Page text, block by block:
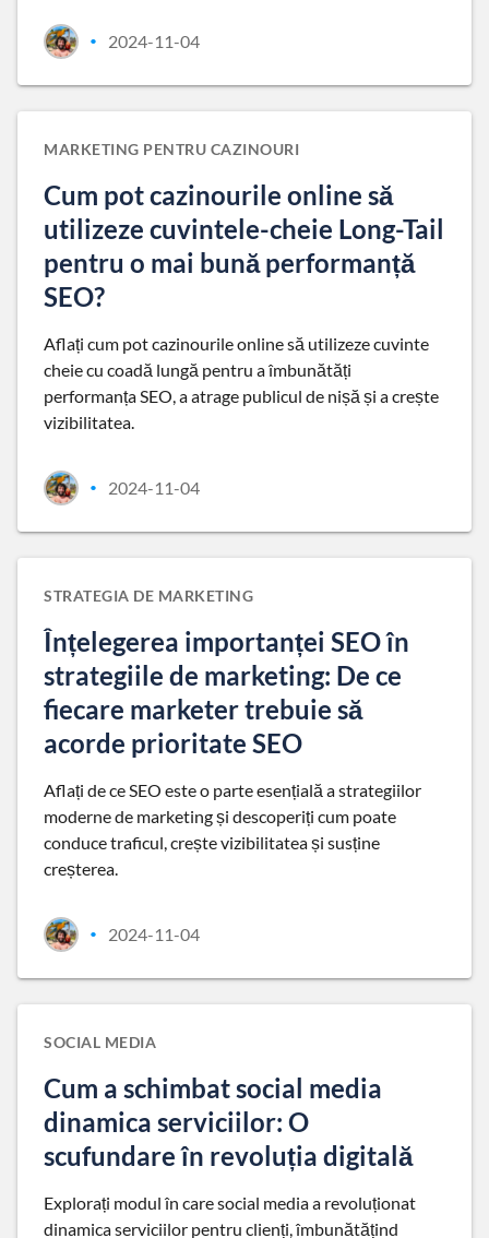
• 2024-11-04
MARKETING PENTRU CAZINOURI
Cum pot cazinourile online să
utilizeze cuvintele-cheie Long-Tail
pentru o mai bună performanță
SEO?
Aflați cum pot cazinourile online să utilizeze cuvinte
cheie cu coadă lungă pentru a îmbunătăți
performanța SEO, a atrage publicul de nișă și a crește
vizibilitatea.
• 2024-11-04
STRATEGIA DE MARKETING
Înțelegerea importanței SEO în
strategiile de marketing: De ce
fiecare marketer trebuie să
acorde prioritate SEO
Aflați de ce SEO este o parte esențială a strategiilor
moderne de marketing și descoperiți cum poate
conduce traficul, crește vizibilitatea și susține
creșterea.
• 2024-11-04
SOCIAL MEDIA
Cum a schimbat social media
dinamica serviciilor: O
scufundare în revoluția digitală
Explorați modul în care social media a revoluționat
dinamica serviciilor pentru clienți, îmbunătățind